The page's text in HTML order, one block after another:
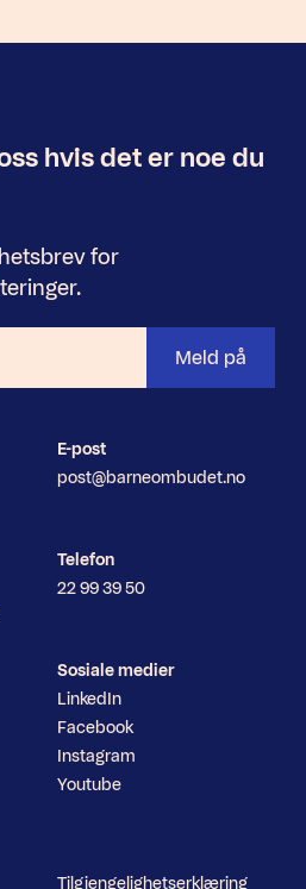
hvis det er noe du
for
Meld på
E-post
post@barneombudet.no
Telefon
22 99 39 50
Sosiale medier
LinkedIn
Facebook
Instagram
Youtube
Tilgjengelighetserklæring